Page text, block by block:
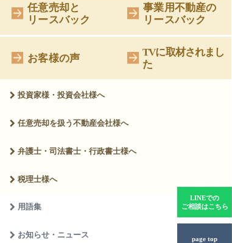
任意売却と
リースバック
事業用不動産の
リースバック
お客様の声
TVに取材されまし
た
投資家様・投資会社様へ
任意売却を扱う不動産会社様へ
弁護士・司法書士・行政書士様へ
税理士様へ
用語集
お知らせ・ニュース
LINEでの
ご相談はこちら
page top